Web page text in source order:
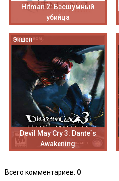
Hitman 2: Бесшумный
убийца
Экшен
Devil May Cry 3: Dante`s
Awakening
Всего комментариев: 0